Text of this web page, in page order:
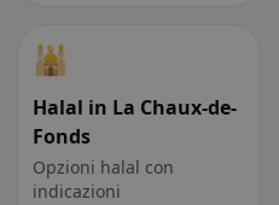
🕌
Halal in La Chaux-de-
Fonds
Opzioni halal con
indicazioni